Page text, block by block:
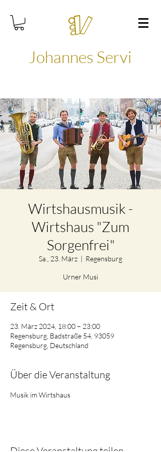
Johannes Servi
Wirtshausmusik -
Wirtshaus "Zum
Sorgenfrei"
Sa., 23. März
  |
Regensburg
Urner Musi
Zeit & Ort
23. März 2024, 18:00 – 23:00
Regensburg, Badstraße 54, 93059
Regensburg, Deutschland
Über die Veranstaltung
Musik im Wirtshaus